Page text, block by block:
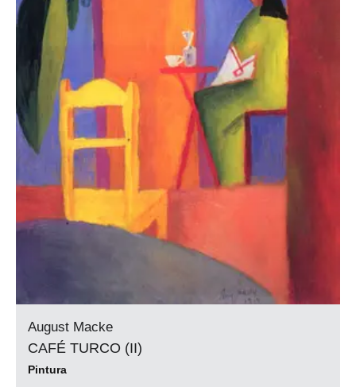
August Macke
CAFÉ TURCO (II)
Pintura